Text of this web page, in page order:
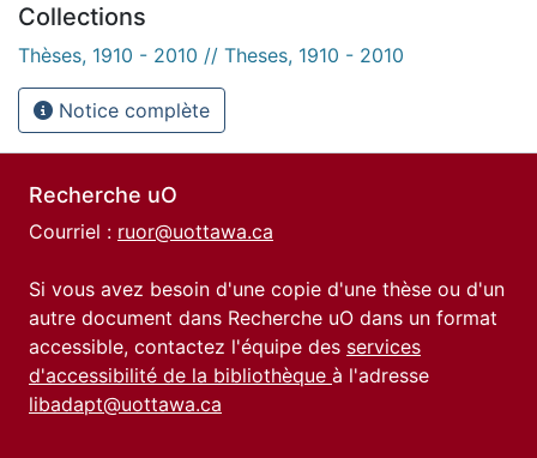
Collections
Thèses, 1910 - 2010 // Theses, 1910 - 2010
Notice complète
Recherche uO
Courriel : ruor@uottawa.ca
Si vous avez besoin d'une copie d'une thèse ou d'un
autre document dans Recherche uO dans un format
accessible, contactez l'équipe des services
d'accessibilité de la bibliothèque à l'adresse
libadapt@uottawa.ca